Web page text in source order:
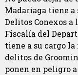
Madariaga tiene
Delitos Conexos a
Fiscalía del
tiene a su cargo
delitos de
ponen en peligro